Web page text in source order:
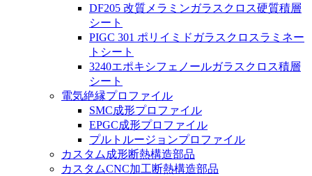
DF205 改質メラミンガラスクロス硬質積層
シート
PIGC 301 ポリイミドガラスクロスラミネー
トシート
3240エポキシフェノールガラスクロス積層
シート
電気絶縁プロファイル
SMC成形プロファイル
EPGC成形プロファイル
プルトルージョンプロファイル
カスタム成形断熱構造部品
カスタムCNC加工断熱構造部品